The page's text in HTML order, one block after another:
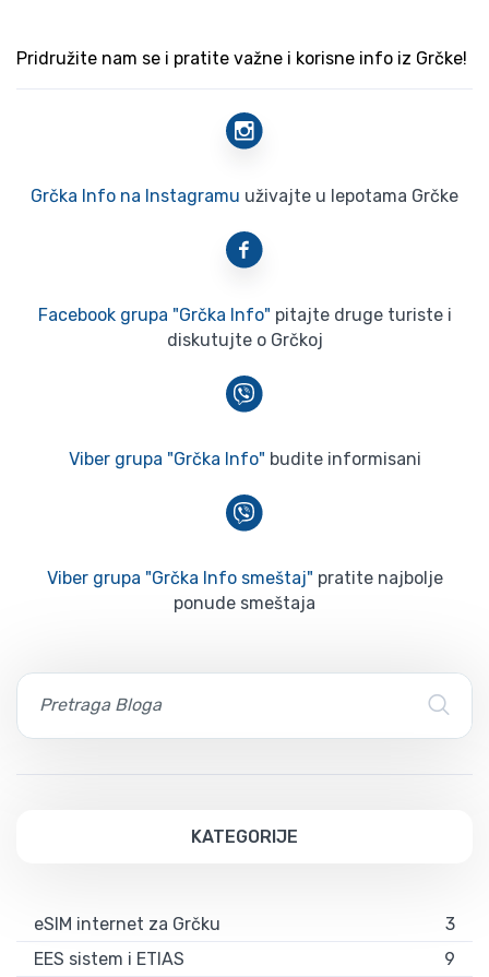
Pridružite nam se i pratite važne i korisne info iz Grčke!
Grčka Info na Instagramu uživajte u lepotama Grčke
Facebook grupa "Grčka Info" pitajte druge turiste i
diskutujte o Grčkoj
Viber grupa "Grčka Info" budite informisani
Viber grupa "Grčka Info smeštaj" pratite najbolje
ponude smeštaja
KATEGORIJE
eSIM internet za Grčku
3
EES sistem i ETIAS
9